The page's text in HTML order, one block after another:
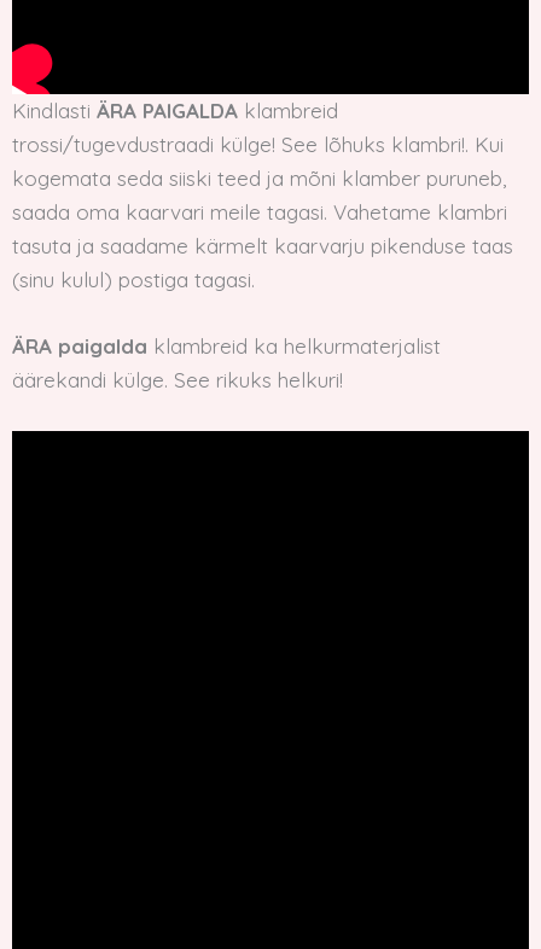
Kindlasti ÄRA PAIGALDA klambreid
trossi/tugevdustraadi külge! See lõhuks klambri!. Kui
kogemata seda siiski teed ja mõni klamber puruneb,
saada oma kaarvari meile tagasi. Vahetame klambri
tasuta ja saadame kärmelt kaarvarju pikenduse taas
(sinu kulul) postiga tagasi.
ÄRA paigalda klambreid ka helkurmaterjalist
äärekandi külge. See rikuks helkuri!